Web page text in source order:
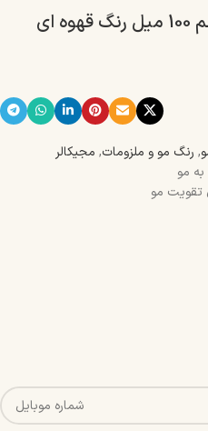
رنگ موی 00-5 مجیکالر حجم 100 میل رنگ قهوه ای
, رنگ مو و ملزومات, مجیکالر
مو
تقویت مو